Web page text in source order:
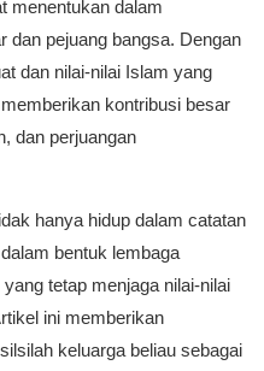
menentukan dalam
dan pejuang bangsa. Dengan
dan nilai-nilai Islam yang
kontribusi besar
dan perjuangan
hanya hidup dalam catatan
bentuk lembaga
tetap menjaga nilai-nilai
ini memberikan
keluarga beliau sebagai